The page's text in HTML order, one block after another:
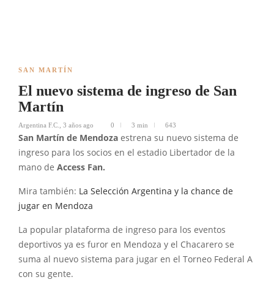
SAN MARTÍN
El nuevo sistema de ingreso de San
Martín
Argentina F.C. 3 años ago 0 3 min 643
San Martín de Mendoza estrena su nuevo sistema de
ingreso para los socios en el estadio Libertador de la
mano de Access Fan.
Mira también: La Selección Argentina y la chance de
jugar en Mendoza
La popular plataforma de ingreso para los eventos
deportivos ya es furor en Mendoza y el Chacarero se
suma al nuevo sistema para jugar en el Torneo Federal A
con su gente.